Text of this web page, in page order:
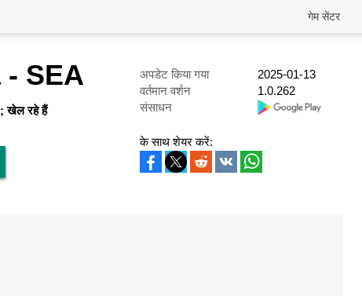
गेम सेंटर
SEA
खेल रहे हैं
अपडेट किया गया
2025-01-13
वर्तमान वर्शन
1.0.262
संसाधन
के साथ शेयर करें: